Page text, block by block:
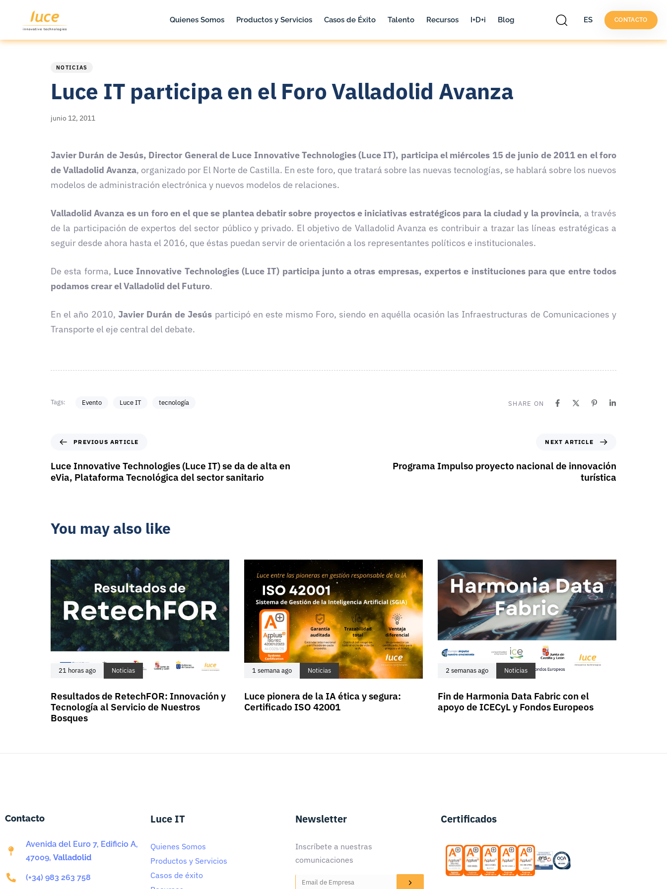
Quienes Somos Productos y Servicios Casos de Éxito Talento Recursos I+D+i Blog ES CONTACTO
NOTICIAS
Luce IT participa en el Foro Valladolid Avanza
junio 12, 2011
Javier Durán de Jesús, Director General de Luce Innovative Technologies (Luce IT), participa el miércoles 15 de junio de 2011 en el foro
de Valladolid Avanza, organizado por El Norte de Castilla. En este foro, que tratará sobre las nuevas tecnologías, se hablará sobre los nuevos
modelos de administración electrónica y nuevos modelos de relaciones.
Valladolid Avanza es un foro en el que se plantea debatir sobre proyectos e iniciativas estratégicos para la ciudad y la provincia, a través
de la participación de expertos del sector público y privado. El objetivo de Valladolid Avanza es contribuir a trazar las líneas estratégicas a
seguir desde ahora hasta el 2016, que éstas puedan servir de orientación a los representantes políticos e institucionales.
De esta forma, Luce Innovative Technologies (Luce IT) participa junto a otras empresas, expertos e instituciones para que entre todos
podamos crear el Valladolid del Futuro.
En el año 2010, Javier Durán deJesús participó en este mismo Foro, siendo en aquélla ocasión las Infraestructuras de Comunicaciones y
Transporte el eje central del debate.
Tags: Evento Luce IT tecnología SHARE ON
PREVIOUS ARTICLE
Luce Innovative Technologies (Luce IT) se da de alta en
eVia, Plataforma Tecnológica del sector sanitario
NEXT ARTICLE
Programa Impulso proyecto nacional de innovación
turística
You may also like
21 horas ago Noticias
Resultados de RetechFOR: Innovación y
Tecnología al Servicio de Nuestros
Bosques
1 semana ago Noticias
Luce pionera de la IA ética y segura:
Certificado ISO 42001
2 semanas ago Noticias
Fin de Harmonia Data Fabric con el
apoyo de ICECyL y Fondos Europeos
Contacto
Avenida del Euro 7, Edificio A,
47009, Valladolid
(+34) 983 263 758
Luce IT
Quienes Somos
Productos y Servicios
Casos de éxito
Newsletter
Inscríbete a nuestras
comunicaciones
Certificados